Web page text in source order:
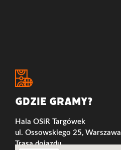
Gdzie gramy?
Hala OSiR Targówek
ul. Ossowskiego 25, Warszawa
Trasa dojazdu